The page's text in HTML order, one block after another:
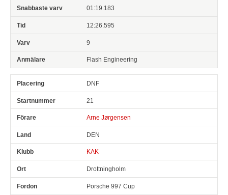
01:19.183
12:26.595
9
Flash Engineering
DNF
21
Arne Jørgensen
DEN
KAK
Drottningholm
Porsche 997 Cup